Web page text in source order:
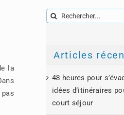
la
Rechercher:
Articles
48 heures pour
idées d’itinéraires
court séjour